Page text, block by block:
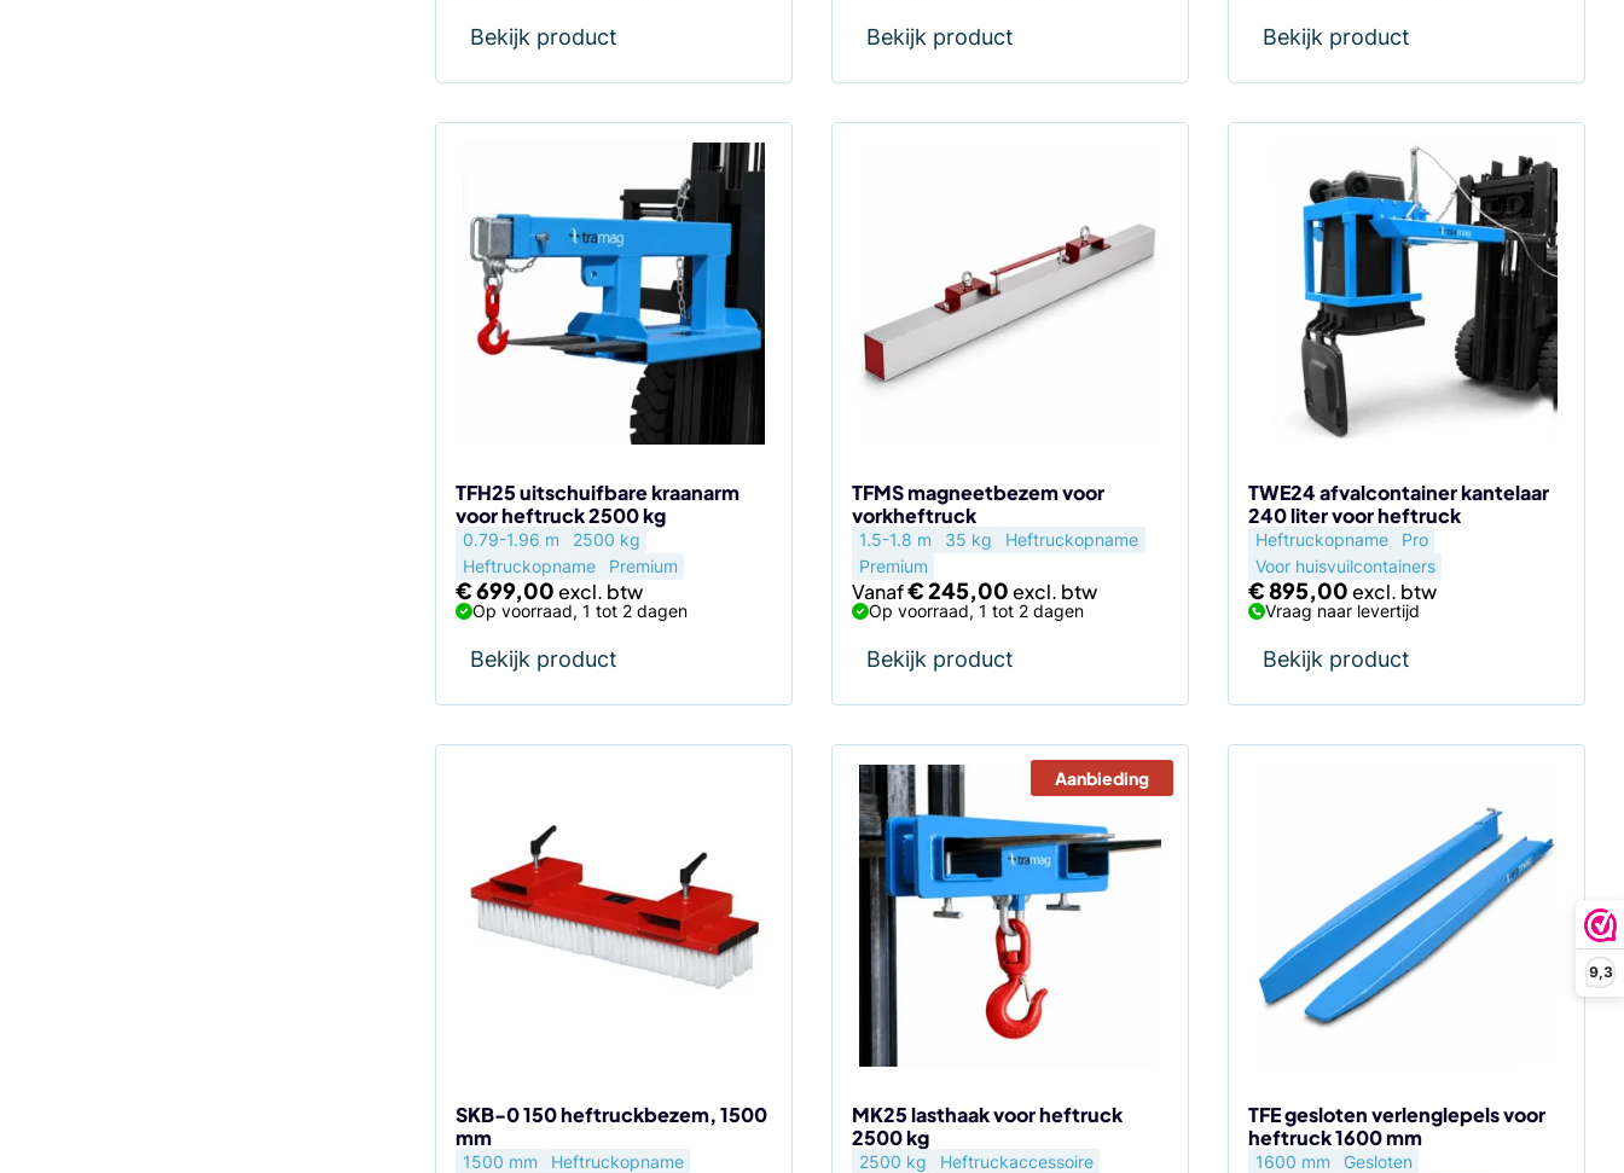
9,3
Bekijk product Bekijk product Bekijk product
TFH25 uitschuifbare kraanarm
voor heftruck 2500 kg
0.79-1.96 m
2500 kg
Heftruckopname
Premium
€699,00
Op voorraad, 1 tot 2 dagen
Bekijk product
TFMS magneetbezem voor
vorkheftruck
1.5-1.8 m 35 kg
Heftruckopname
Premium
Vanaf€245,00
Op voorraad, 1 tot 2 dagen
Bekijk product
Deze
optie
kan
de
productpagina
TWE24 afvalcontainer kantelaar
240 liter voor heftruck
Heftruckopname
Pro
Voor huisvuilcontainers
€895,00
Vraag naar levertijd
Bekijk product
SKB-0 150 heftruckbezem, 1500
mm
1500 mm
Heftruckopname
Aanbieding
MK25 lasthaak voor heftruck
2500 kg
2500 kg
Heftruckaccessoire
TFE gesloten verlenglepels voor
heftruck 1600 mm
1600 mm
Gesloten
optie
kan
gekozen
de
productpagina